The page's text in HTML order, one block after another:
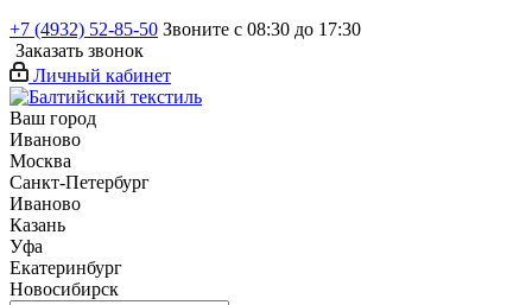
+7 (4932) 52-85-50 Звоните с 08:30 до 17:30
Заказать звонок
Личный кабинет
Ваш город
Иваново
Москва
Санкт-Петербург
Иваново
Казань
Уфа
Екатеринбург
Новосибирск